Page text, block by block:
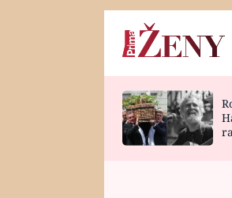
Horoskopy
HOROSKOP NA